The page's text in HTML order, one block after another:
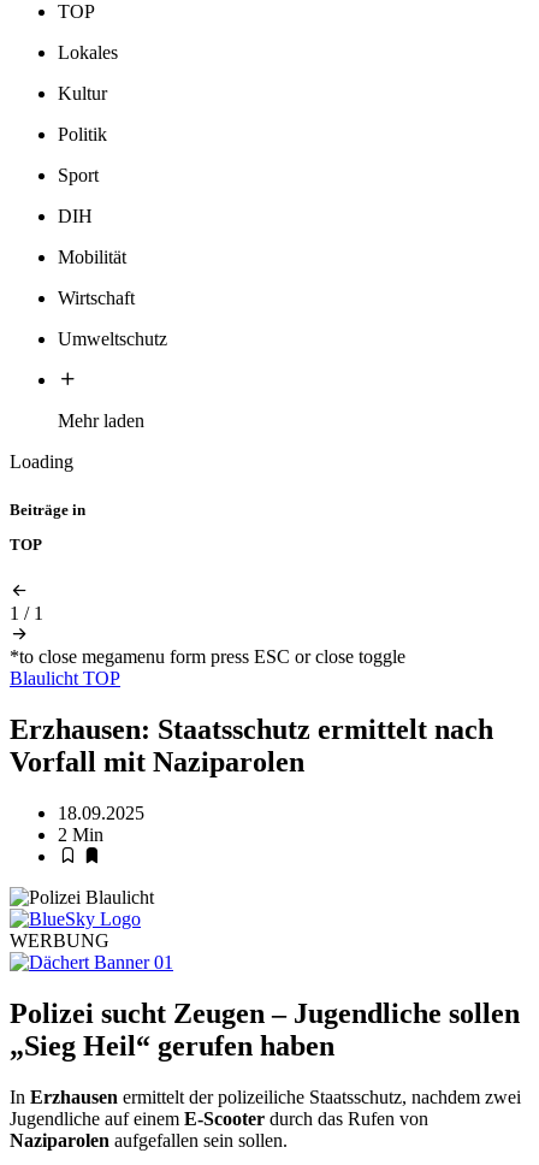
TOP
Lokales
Kultur
Politik
Sport
DIH
Mobilität
Wirtschaft
Umweltschutz
Mehr laden
Loading
Beiträge in
TOP
1 / 1
*to close megamenu form press ESC or close toggle
Blaulicht TOP
Erzhausen: Staatsschutz ermittelt nach
Vorfall mit Naziparolen
18.09.2025
2 Min
WERBUNG
Polizei sucht Zeugen – Jugendliche sollen
„Sieg Heil“ gerufen haben
In Erzhausen ermittelt der polizeiliche Staatsschutz, nachdem zwei
Jugendliche auf einem E-Scooter durch das Rufen von
Naziparolen aufgefallen sein sollen.